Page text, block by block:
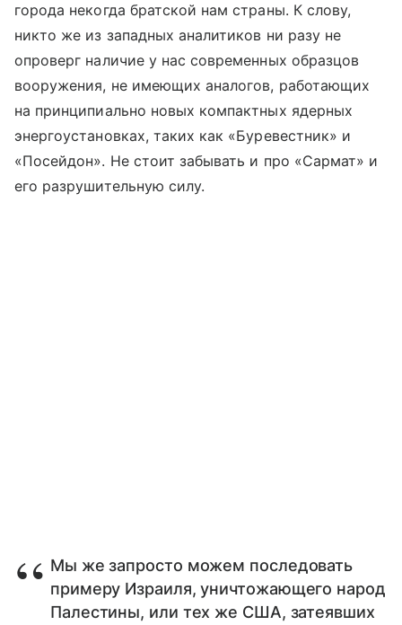
города некогда братской нам страны. К слову,
никто же из западных аналитиков ни разу не
опроверг наличие у нас современных образцов
вооружения, не имеющих аналогов, работающих
на принципиально новых компактных ядерных
энергоустановках, таких как «Буревестник» и
«Посейдон». Не стоит забывать и про «Сармат» и
его разрушительную силу.
Мы же запросто можем последовать
примеру Израиля, уничтожающего народ
Палестины, или тех же США, затеявших